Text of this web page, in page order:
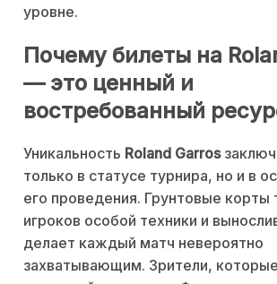
уровне.
Почему билеты на
— это ценный и
востребованный
Уникальность Roland Garros
только в статусе турнира, но и в
его проведения. Грунтовые корты
игроков особой техники и
делает каждый матч невероятно
захватывающим. Зрители,